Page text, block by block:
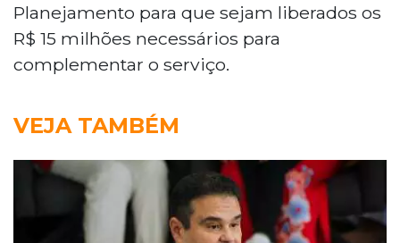
Planejamento para que sejam liberados os
R$ 15 milhões necessários para
complementar o serviço.
VEJA TAMBÉM